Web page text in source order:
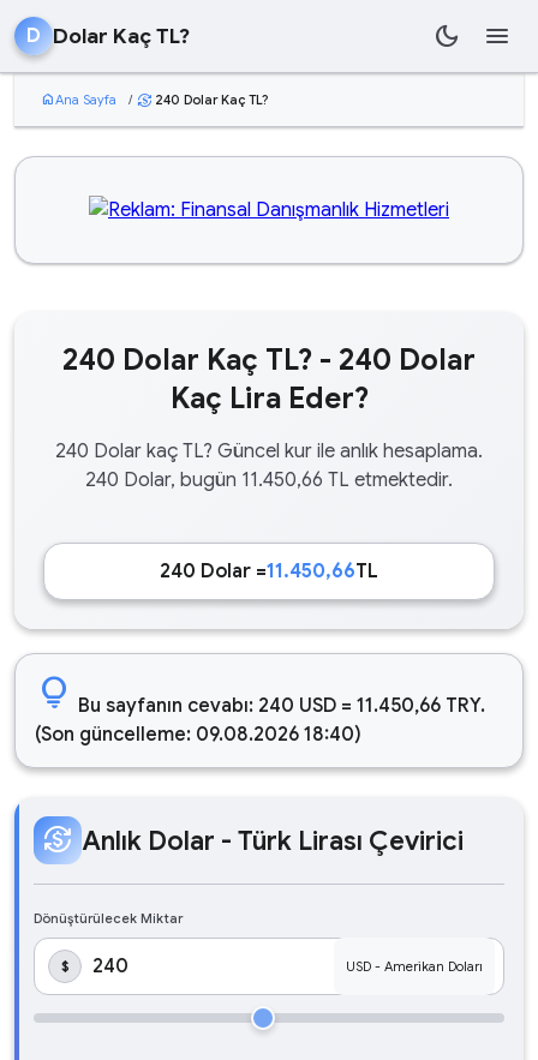
D Dolar Kaç TL? dark_mode menu
homeAna Sayfa / currency_exchange 240 Dolar Kaç TL?
240 Dolar Kaç TL? - 240 Dolar
Kaç Lira Eder?
240 Dolar kaç TL? Güncel kur ile anlık hesaplama.
240 Dolar, bugün 11.450,66 TL etmektedir.
240 Dolar =11.450,66TL
lightbulb Bu sayfanın cevabı: 240 USD = 11.450,66 TRY.
(Son güncelleme: 09.08.2026 18:40)
currency_exchange Anlık Dolar - Türk Lirası Çevirici
Dönüştürülecek Miktar
$